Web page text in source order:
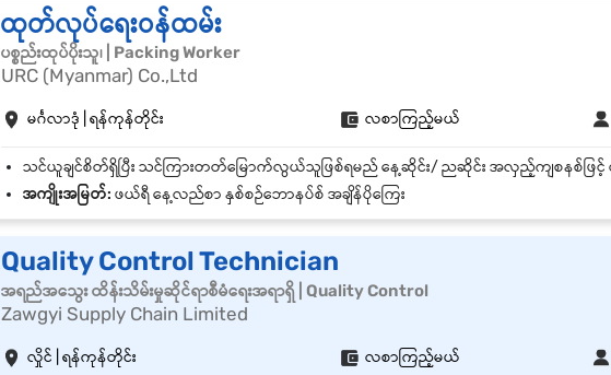
ထုတ်လုပ်ရေးဝန်ထမ်း
ပစ္စည်းထုပ်ပိုးသူ၊ | Packing Worker
URC (Myanmar) Co.,Ltd
မင်္ဂလာဒုံ | ရန်ကုန်တိုင်း လစာကြည့်မယ်
အကျိုးအမြတ်: ဖယ်ရီ နေ့လည်စာ နှစ်စဉ်ဘောနပ်စ် အချိန်ပိုကြေး
Quality Control Technician
အရည်အသွေး ထိန်းသိမ်းမှုဆိုင်ရာစီမံရေးအရာရှိ | Quality Control
Zawgyi Supply Chain Limited
လှိုင် | ရန်ကုန်တိုင်း လစာကြည့်မယ်